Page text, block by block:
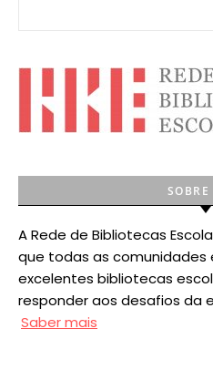
SOBRE
A Rede de Bibliotecas
que todas as
excelentes bibliotecas
responder aos desafios da
Saber mais